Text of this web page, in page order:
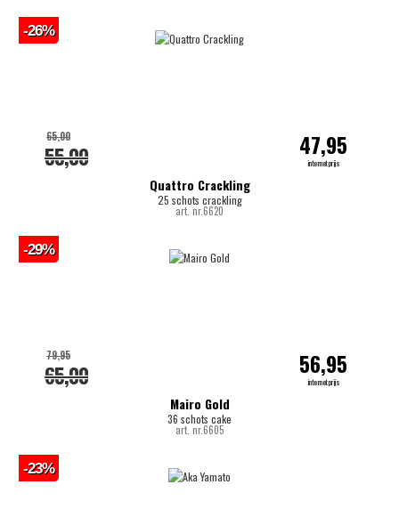
Quattro Crackling
25 schots crackling
art. nr.6620
55,00
65,00 47,95
internetprijs
-26%
Mairo Gold
36 schots cake
art. nr.6605
65,00
79,95 56,95
internetprijs
-29%
-23%